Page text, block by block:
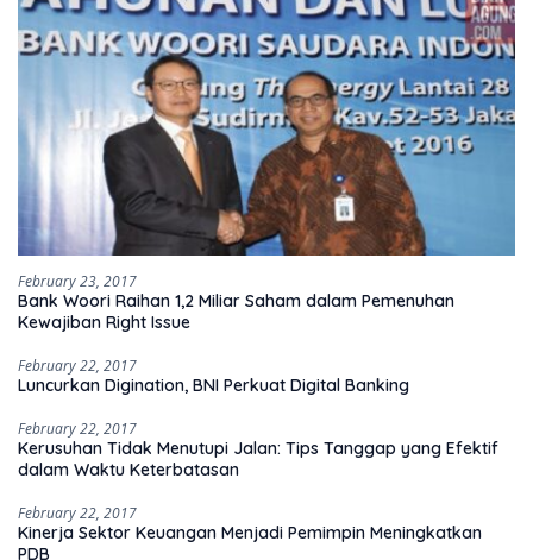
February 23, 2017
Bank Woori Raihan 1,2 Miliar Saham dalam Pemenuhan
Kewajiban Right Issue
February 22, 2017
Luncurkan Digination, BNI Perkuat Digital Banking
February 22, 2017
Kerusuhan Tidak Menutupi Jalan: Tips Tanggap yang Efektif
dalam Waktu Keterbatasan
February 22, 2017
Kinerja Sektor Keuangan Menjadi Pemimpin Meningkatkan
PDB